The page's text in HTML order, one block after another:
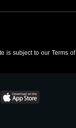
is subject to our Terms